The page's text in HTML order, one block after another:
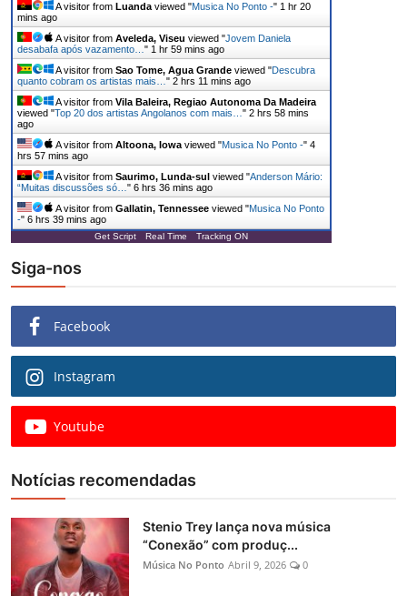
A visitor from Luanda viewed "Musica No Ponto -" 1 hr 20
mins ago
A visitor from Aveleda, Viseu viewed "Jovem Daniela
desabafa após vazamento… " 1 hr 59 mins ago
A visitor from Sao Tome, Agua Grande viewed "Descubra
quanto cobram os artistas mais… " 2 hrs 11 mins ago
A visitor from Vila Baleira, Regiao Autonoma Da Madeira
viewed "Top 20 dos artistas Angolanos com mais… " 2 hrs 58 mins
ago
A visitor from Altoona, Iowa viewed "Musica No Ponto -" 4
hrs 57 mins ago
A visitor from Saurimo, Lunda-sul viewed "Anderson Mário:
“Muitas discussões só… " 6 hrs 36 mins ago
A visitor from Gallatin, Tennessee viewed "Musica No Ponto
-" 6 hrs 39 mins ago
Get Script Real Time Tracking ON
Siga-nos
Facebook
Instagram
Youtube
Notícias recomendadas
Stenio Trey lança nova música
“Conexão” com produç...
Música No Ponto Abril 9, 2026 0